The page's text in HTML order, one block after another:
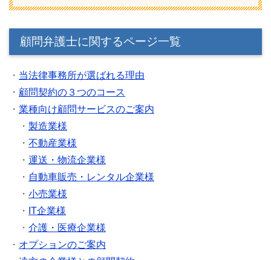
顧問弁護士に関するページ一覧
・ 当法律事務所が選ばれる理由
・ 顧問契約の３つのコース
・ 業種向け顧問サービスのご案内
・ 製造業様
・ 不動産業様
・ 運送・物流企業様
・ 自動車販売・レンタル企業様
・ 小売業様
・ IT企業様
・ 介護・医療企業様
・ オプションのご案内